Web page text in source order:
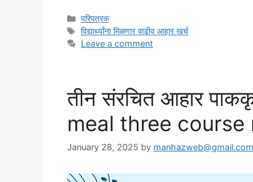
C
a
t
r
i
e
s
परिपत्रक
T
a
विद्यार्थ्यांना मिळणार वाढीव आहार खर्च
Leave a comment
तीन संरचित आहार
meal three
January 28, 2025 by manhazweb@gmail.com